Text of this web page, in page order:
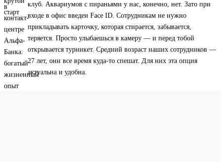
клуб. Аквариумов с пираньями у нас, конечно, нет. Зато при
входе в офис введен Face ID. Сотрудникам не нужно
прикладывать карточку, которая стирается, забывается,
теряется. Просто улыбаешься в камеру — и перед тобой
открывается турникет. Средний возраст наших сотрудников —
27 лет, они все время куда-то спешат. Для них эта опция
актуальна и удобна.